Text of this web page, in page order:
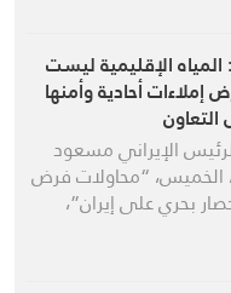
الإقليمية ليست
إملاءات أحادية وأمنها
الإيراني مسعود
الخميس، “محاولات فرض
بحري على إيران”،